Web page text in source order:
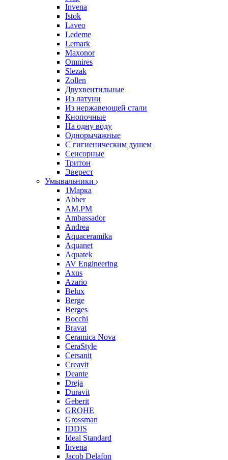
Invena
Istok
Laveo
Ledeme
Lemark
Maxonor
Omnires
Slezak
Zollen
Двухвентильные
Из латуни
Из нержавеющей стали
Кнопочные
На одну воду
Однорычажные
С гигиеническим душем
Сенсорные
Тритон
Эверест
Умывальники
1Марка
Abber
AM.PM
Ambassador
Andrea
Aquaceramika
Aquanet
Aquatek
AV Engineering
Axus
Azario
Belux
Berge
Berges
Bocchi
Bravat
Ceramica Nova
CeraStyle
Cersanit
Creavit
Deante
Dreja
Duravit
Geberit
GROHE
Grossman
IDDIS
Ideal Standard
Invena
Jacob Delafon